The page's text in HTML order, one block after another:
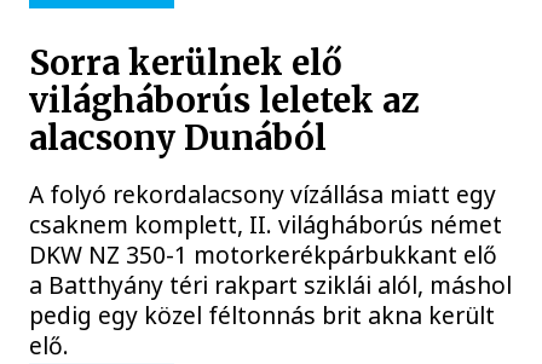
Sorra kerülnek elő
világháborús leletek az
alacsony Dunából
A folyó rekordalacsony vízállása miatt egy
csaknem komplett, II. világháborús német
DKW NZ 350-1 motorkerékpárbukkant elő
a Batthyány téri rakpart sziklái alól, máshol
pedig egy közel féltonnás brit akna került
elő.